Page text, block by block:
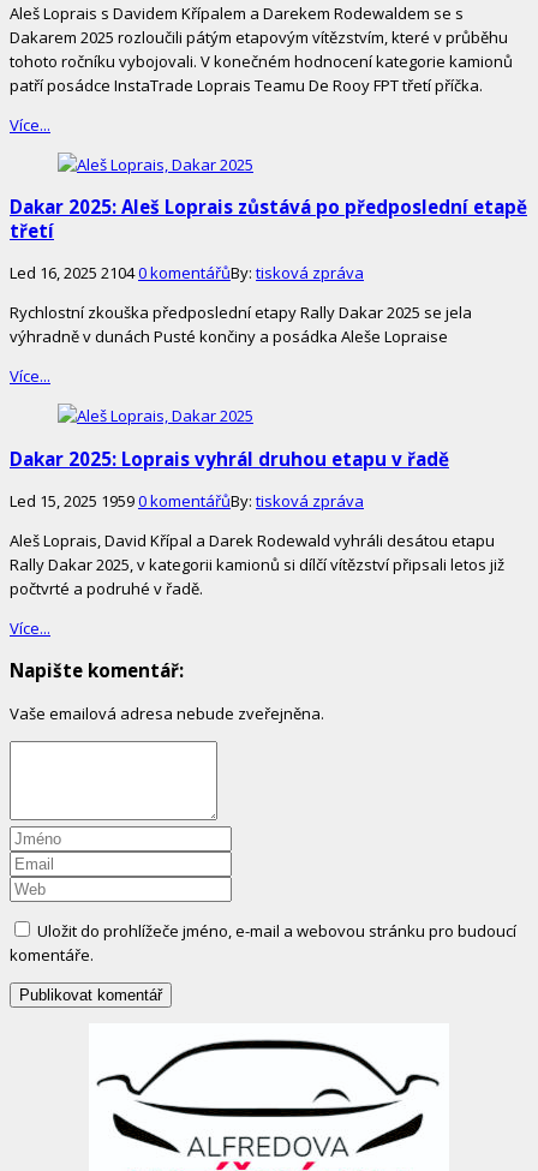
Aleš Loprais s Davidem Křípalem a Darekem Rodewaldem se s
Dakarem 2025 rozloučili pátým etapovým vítězstvím, které v průběhu
tohoto ročníku vybojovali. V konečném hodnocení kategorie kamionů
patří posádce InstaTrade Loprais Teamu De Rooy FPT třetí příčka.
Více...
Dakar 2025: Aleš Loprais zůstává po předposlední etapě
třetí
Led 16, 2025 21040 komentářůBy: tisková zpráva
Rychlostní zkouška předposlední etapy Rally Dakar 2025 se jela
výhradně v dunách Pusté končiny a posádka Aleše Lopraise
Více...
Dakar 2025: Loprais vyhrál druhou etapu v řadě
Led 15, 2025 19590 komentářůBy: tisková zpráva
Aleš Loprais, David Křípal a Darek Rodewald vyhráli desátou etapu
Rally Dakar 2025, v kategorii kamionů si dílčí vítězství připsali letos již
počtvrté a podruhé v řadě.
Více...
Napište komentář:
Vaše emailová adresa nebude zveřejněna.
Uložit do prohlížeče jméno, e-mail a webovou stránku pro budoucí
komentáře.